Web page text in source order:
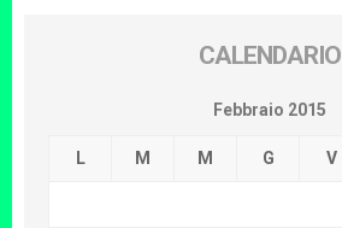
CALENDARIO
Febbraio 2015
L M M G V